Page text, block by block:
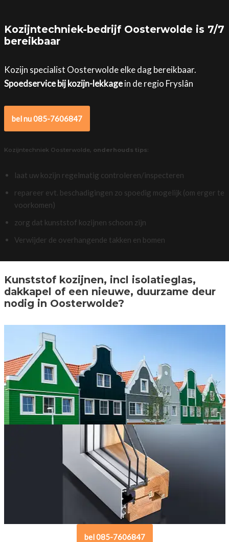
Kozijntechniek-bedrijf Oosterwolde is 7/7
bereikbaar
Kozijn specialist Oosterwolde elke dag bereikbaar.
Spoedservice bij kozijn-lekkagein de regio Fryslân
bel nu 085-7606847
Kozijntechniek Oosterwolde, onderhouds tips:
laat uw kozijn regelmatig controleren/inspecteren
repareer evt. beschadigingen zo spoedig mogelijk (om erger te
voorkomen)
zorg dat kunststof kozijnen schoon zijn
Verwijder de overhangende takken en bomen
Kunststof kozijnen, incl isolatieglas,
dakkapel of een nieuwe, duurzame deur
nodig in Oosterwolde?
bel 085-7606847